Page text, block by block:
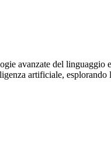
avanzate del
artificiale,